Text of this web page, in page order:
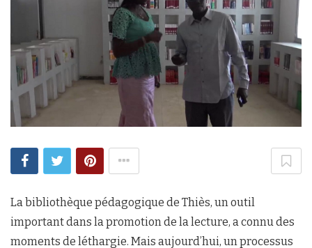
La bibliothèque pédagogique de Thiès, un outil
important dans la promotion de la lecture, a connu des
moments de léthargie. Mais aujourd’hui, un processus